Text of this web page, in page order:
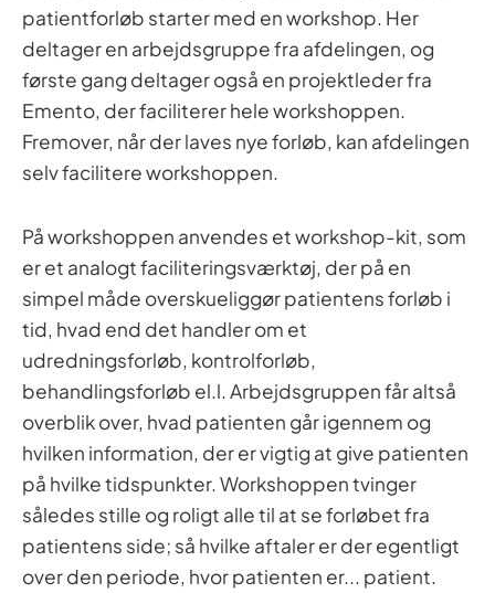
patientforløb starter med en workshop. Her
deltager en arbejdsgruppe fra afdelingen, og
første gang deltager også en projektleder fra
Emento, der faciliterer hele workshoppen.
Fremover, når der laves nye forløb, kan afdelingen
selv facilitere workshoppen.
På workshoppen anvendes et workshop-kit, som
er et analogt faciliteringsværktøj, der på en
simpel måde overskueliggør patientens forløb i
tid, hvad end det handler om et
udredningsforløb, kontrolforløb,
behandlingsforløb el.l. Arbejdsgruppen får altså
overblik over, hvad patienten går igennem og
hvilken information, der er vigtig at give patienten
på hvilke tidspunkter. Workshoppen tvinger
således stille og roligt alle til at se forløbet fra
patientens side; så hvilke aftaler er der egentligt
over den periode, hvor patienten er... patient.